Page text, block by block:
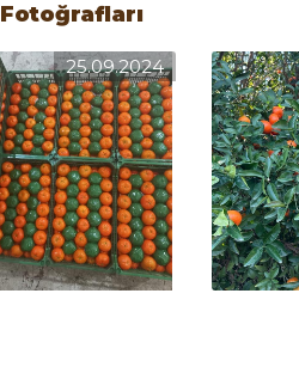
25.09.2024